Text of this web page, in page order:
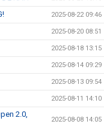
2025-08-22 09:46
2025-08-20 08:51
2025-08-18 13:15
2025-08-14 09:29
2025-08-13 09:54
2025-08-11 14:10
2.0,
2025-08-08 14:05